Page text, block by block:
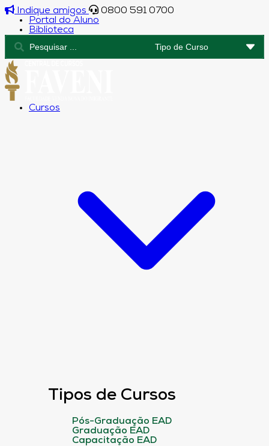
Indique amigos
0800 591 0700
Portal do Aluno
Biblioteca
Cursos
Tipos de Cursos
Pós-Graduação EAD
Graduação EAD
Capacitação EAD